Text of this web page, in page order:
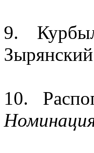
9.
10.